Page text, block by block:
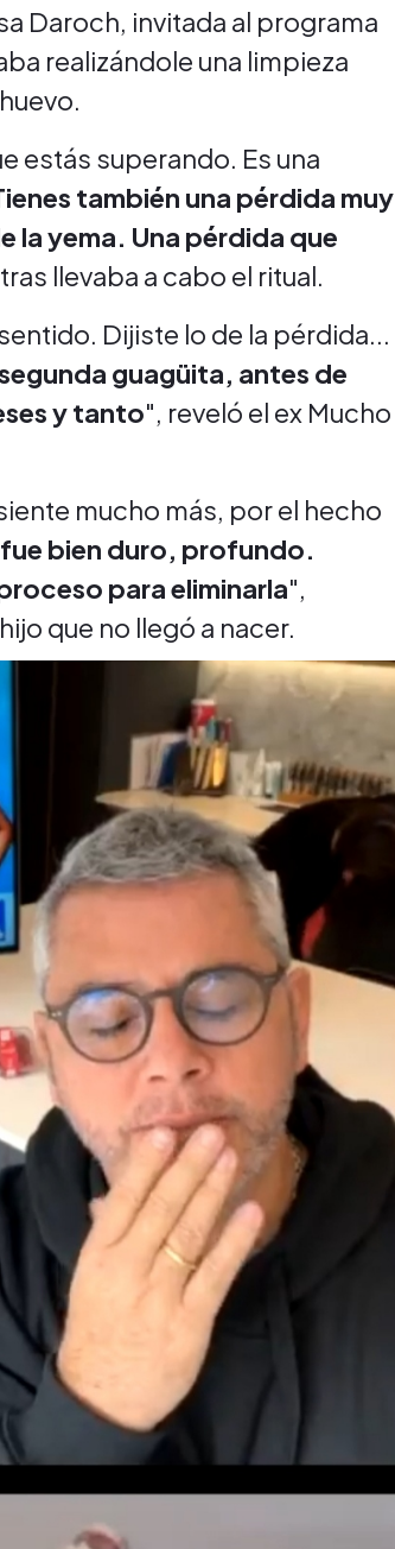
Daroch, invitada al programa
realizándole una limpieza
estás superando. Es una
también una pérdida muy
la yema. Una pérdida que
llevaba a cabo el ritual.
Dijiste lo de la pérdida...
guagüita, antes de
y tanto", reveló el ex Mucho
mucho más, por el hecho
fue bien duro, profundo.
para eliminarla",
que no llegó a nacer.